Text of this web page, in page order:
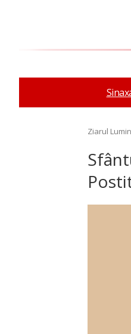
Ziarul